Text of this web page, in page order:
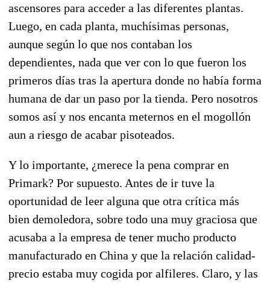
ascensores para acceder a las diferentes plantas.
Luego, en cada planta, muchísimas personas,
aunque según lo que nos contaban los
dependientes, nada que ver con lo que fueron los
primeros días tras la apertura donde no había forma
humana de dar un paso por la tienda. Pero nosotros
somos así y nos encanta meternos en el mogollón
aun a riesgo de acabar pisoteados.
Y lo importante, ¿merece la pena comprar en
Primark? Por supuesto. Antes de ir tuve la
oportunidad de leer alguna que otra crítica más
bien demoledora, sobre todo una muy graciosa que
acusaba a la empresa de tener mucho producto
manufacturado en China y que la relación calidad-
precio estaba muy cogida por alfileres. Claro, y las